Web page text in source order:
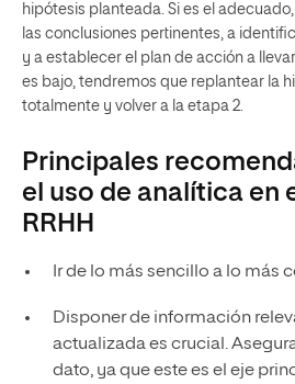
hipótesis planteada. Si es el
las conclusiones pertinentes, a
y a establecer el plan de acción a
es bajo, tendremos que replantear la
totalmente y volver a la etapa 2.
Principales
el uso de analítica en
RRHH
Ir de lo más sencillo a lo más
Disponer de información
actualizada es crucial.
dato, ya que este es el eje